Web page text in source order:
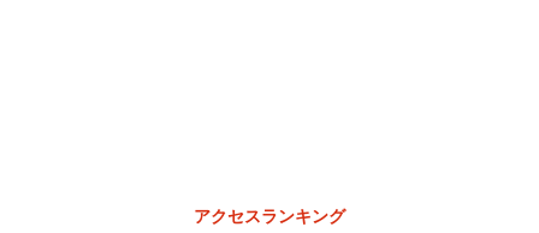
「レア画像かも」あのちゃん、披露した近影が